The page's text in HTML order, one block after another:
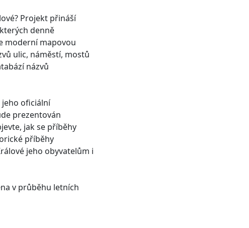
Projekt přináší
denně
moderní mapovou
ulic, náměstí, mostů
názvů
oficiální
prezentován
jak se příběhy
příběhy
jeho obyvatelům i
v průběhu letních